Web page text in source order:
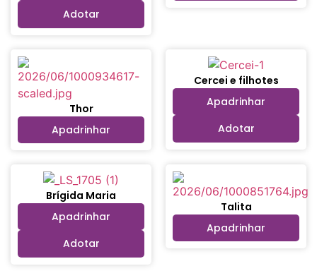
Adotar
Thor
Apadrinhar
Cercei e filhotes
Apadrinhar
Adotar
Brígida Maria
Apadrinhar
Adotar
Talita
Apadrinhar